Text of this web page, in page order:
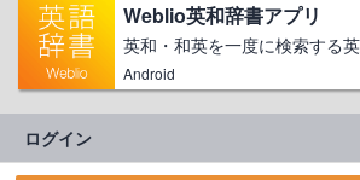
Weblio英和辞書アプリ
英和・和英を一度に検索する
Android
ログイン